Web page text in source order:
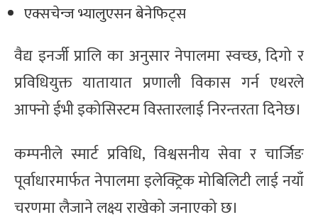
एक्सचेन्ज भ्यालुएसन बेनेफिट्स
वैद्य इनर्जी प्रालि का अनुसार नेपालमा स्वच्छ, दिगो र
प्रविधियुक्त यातायात प्रणाली विकास गर्न एथरले
आफ्नो ईभी इकोसिस्टम विस्तारलाई निरन्तरता दिनेछ।
कम्पनीले स्मार्ट प्रविधि, विश्वसनीय सेवा र चार्जिङ
पूर्वाधारमार्फत नेपालमा इलेक्ट्रिक मोबिलिटी लाई नयाँ
चरणमा लैजाने लक्ष्य राखेको जनाएको छ।